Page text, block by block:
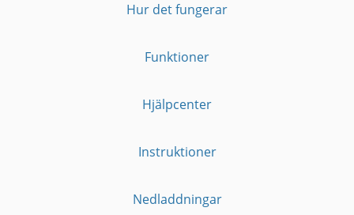
Hur det fungerar
Funktioner
Hjälpcenter
Instruktioner
Nedladdningar